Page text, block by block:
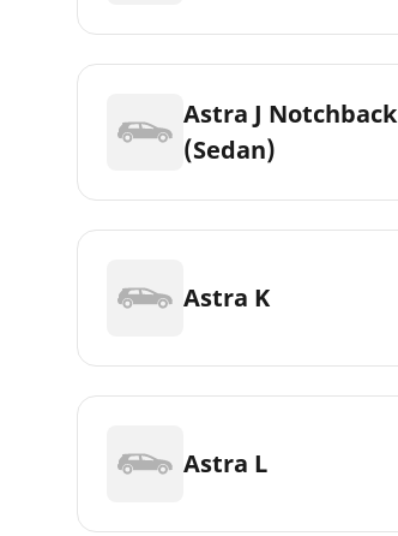
Astra J Notchback
(Sedan)
Astra K
Astra L